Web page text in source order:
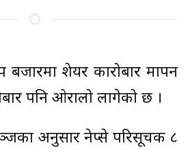
बजारमा शेयर कारोबार मापन
पनि ओरालो लागेको छ ।
अनुसार नेप्से परिसूचक ८